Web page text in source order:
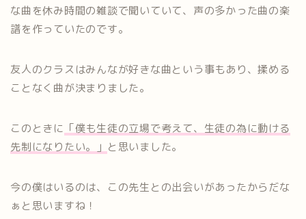
な曲を休み時間の雑談で聞いていて、声の多かった曲の楽
譜を作っていたのです。
友人のクラスはみんなが好きな曲という事もあり、揉める
ことなく曲が決まりました。
このときに 「僕も生徒の立場で考えて、生徒の為に動ける
先制になりたい。」 と思いました。
今の僕はいるのは、この先生との出会いがあったからだな
ぁと思いますね！